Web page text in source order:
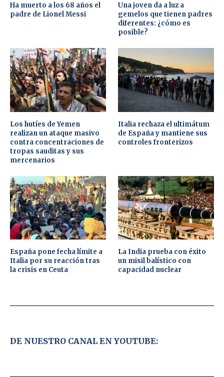
Ha muerto a los 68 años el
padre de Lionel Messi
Una joven da a luz a
gemelos que tienen padres
diferentes: ¿cómo es
posible?
Los hutíes de Yemen
realizan un ataque masivo
contra concentraciones de
tropas sauditas y sus
mercenarios
Italia rechaza el ultimátum
de España y mantiene sus
controles fronterizos
España pone fecha límite a
Italia por su reacción tras
la crisis en Ceuta
La India prueba con éxito
un misil balístico con
capacidad nuclear
DE NUESTRO CANAL EN YOUTUBE: